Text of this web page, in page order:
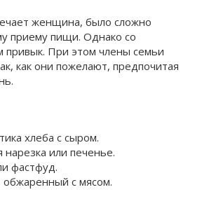
женщина, было сложно
приему пищи. Однако со
привык. При этом члены семьи
как они пожелают, предпочитая
хлеба с сыром.
нарезка или печенье.
фастфуд.
обжаренный с мясом.